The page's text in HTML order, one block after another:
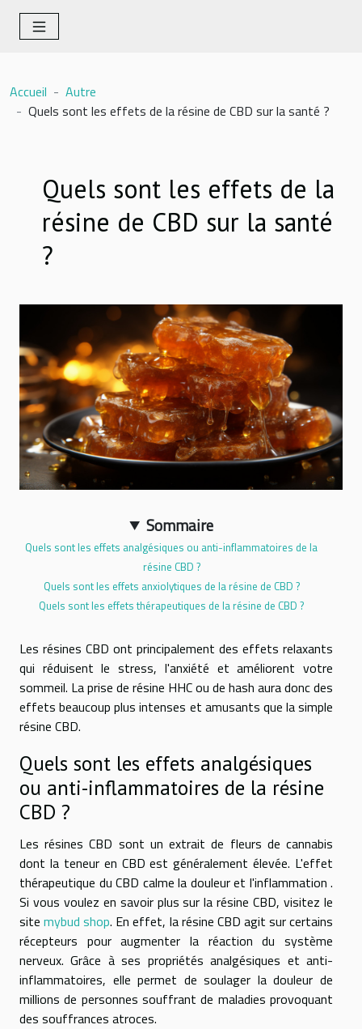
Accueil
Autre
Quels sont les effets de la résine de CBD sur la santé ?
Quels sont les effets de la
résine de CBD sur la santé
?
Sommaire
Quels sont les effets analgésiques ou anti-inflammatoires de la
résine CBD ?
Quels sont les effets anxiolytiques de la résine de CBD ?
Quels sont les effets thérapeutiques de la résine de CBD ?
Les résines CBD ont principalement des effets relaxants
qui réduisent le stress, l'anxiété et améliorent votre
sommeil. La prise de résine HHC ou de hash aura donc des
effets beaucoup plus intenses et amusants que la simple
résine CBD.
Quels sont les effets analgésiques
ou anti-inflammatoires de la résine
CBD ?
Les résines CBD sont un extrait de fleurs de cannabis
dont la teneur en CBD est généralement élevée. L'effet
thérapeutique du CBD calme la douleur et l'inflammation .
Si vous voulez en savoir plus sur la résine CBD, visitez le
sitemybud shop. En effet, la résine CBD agit sur certains
récepteurs pour augmenter la réaction du système
nerveux. Grâce à ses propriétés analgésiques et anti-
inflammatoires, elle permet de soulager la douleur de
millions de personnes souffrant de maladies provoquant
des souffrances atroces.